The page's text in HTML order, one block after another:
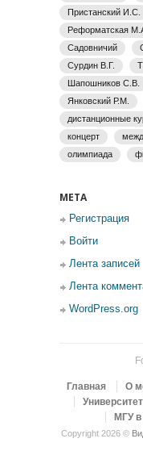
Пристанский И.С.
Реформатская
Садовничий
Сурдин В.Г.
Шапошников С.В.
Янковский Р.М.
дистанционные
концерт
олимпиада
МЕТА
Регистрация
Войти
Лента записей
Лента
WordPress.org
Главная
О
МГУ в
Copyright 2026 ©